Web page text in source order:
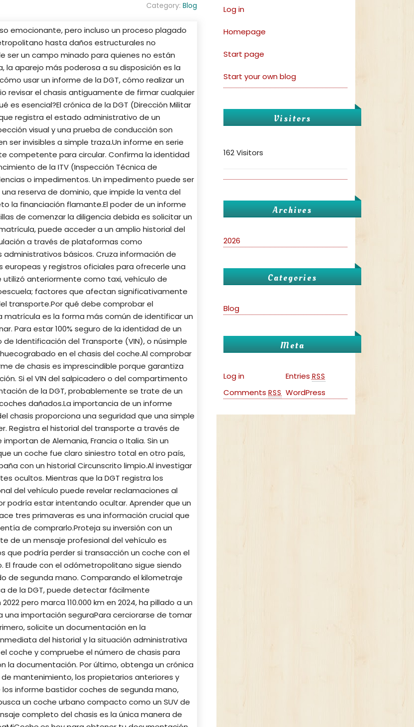
Category: Blog
emocionante, pero incluso un proceso plagado
hasta daños estructurales no
ser un campo minado para quienes no están
la aparejo más poderosa a su disposición es la
usar un informe de la DGT, cómo realizar un
revisar el chasis antiguamente de firmar cualquier
es esencial?El crónica de la DGT (Dirección Militar
registra el estado administrativo de un
visual y una prueba de conducción son
ser invisibles a simple traza.Un informe en serie
competente para circular. Confirma la identidad
de la ITV (Inspección Técnica de
o impedimentos. Un impedimento puede ser
reserva de dominio, que impide la venta del
la financiación flamante.El poder de un informe
de comenzar la diligencia debida es solicitar un
puede acceder a un amplio historial del
a través de plataformas como
básicos. Cruza información de
y registros oficiales para ofrecerle una
utilizó anteriormente como taxi, vehículo de
factores que afectan significativamente
transporte.Por qué debe comprobar el
matrícula es la forma más común de identificar un
Para estar 100% seguro de la identidad de un
Identificación del Transporte (VIN), o núsimple
en el chasis del coche.Al comprobar
de chasis es imprescindible porque garantiza
Si el VIN del salpicadero o del compartimento
de la DGT, probablemente se trate de un
dañados.La importancia de un informe
chasis proporciona una seguridad que una simple
Registra el historial del transporte a través de
de Alemania, Francia o Italia. Sin un
un coche fue claro siniestro total en otro país,
con un historial Circunscrito limpio.Al investigar
ocultos. Mientras que la DGT registra los
del vehículo puede revelar reclamaciones al
podría estar intentando ocultar. Aprender que un
tres primaveras es una información crucial que
de comprarlo.Proteja su inversión con un
de un mensaje profesional del vehículo es
que podría perder si transacción un coche con el
fraude con el odómetropolitano sigue siendo
de segunda mano. Comparando el kilometraje
de la DGT, puede detectar fácilmente
pero marca 110.000 km en 2024, ha pillado a un
una importación seguraPara cerciorarse de tomar
solicite un documentación en la
del historial y la situación administrativa
coche y compruebe el número de chasis para
documentación. Por último, obtenga un crónica
mantenimiento, los propietarios anteriores y
informe bastidor coches de segunda mano,
un coche urbano compacto como un SUV de
completo del chasis es la única manera de
Log in
Homepage
Start page
Start your own blog
Visitors
162 Visitors
Archives
2026
Categories
Blog
Meta
Log in EntriesRSS
Comments RSS WordPress